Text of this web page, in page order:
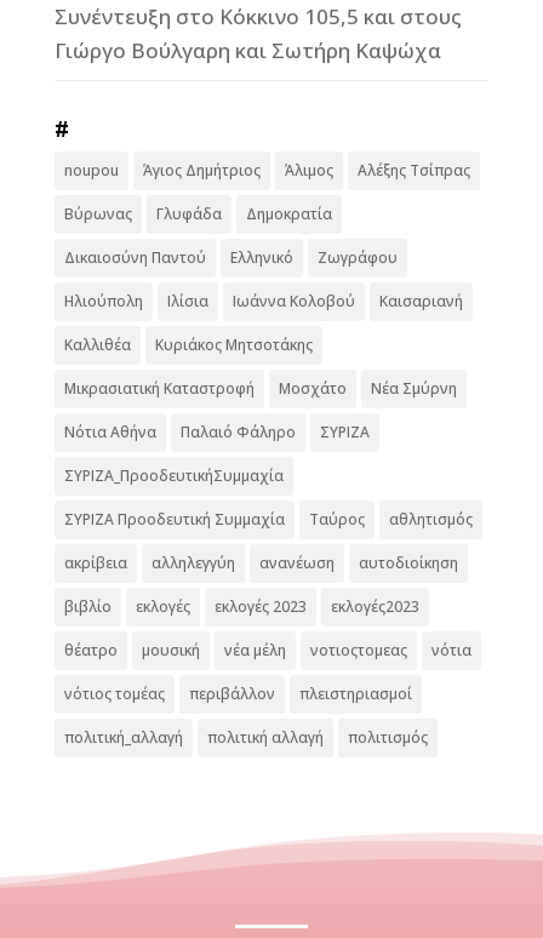
Συνέντευξη στο Κόκκινο 105,5 και στους
Γιώργο Βούλγαρη και Σωτήρη Καψώχα
#
noupou Άγιος Δημήτριος Άλιμος Αλέξης Τσίπρας
Βύρωνας Γλυφάδα Δημοκρατία
Δικαιοσύνη Παντού Ελληνικό Ζωγράφου
Ηλιούπολη Ιλίσια Ιωάννα Κολοβού Καισαριανή
Καλλιθέα Κυριάκος Μητσοτάκης
Μικρασιατική Καταστροφή Μοσχάτο Νέα Σμύρνη
Νότια Αθήνα Παλαιό Φάληρο ΣΥΡΙΖΑ
ΣΥΡΙΖΑ_ΠροοδευτικήΣυμμαχία
ΣΥΡΙΖΑ Προοδευτική Συμμαχία Ταύρος αθλητισμός
ακρίβεια αλληλεγγύη ανανέωση αυτοδιοίκηση
βιβλίο εκλογές εκλογές 2023 εκλογές2023
θέατρο μουσική νέα μέλη νοτιοςτομεας νότια
νότιος τομέας περιβάλλον πλειστηριασμοί
πολιτική_αλλαγή πολιτική αλλαγή πολιτισμός